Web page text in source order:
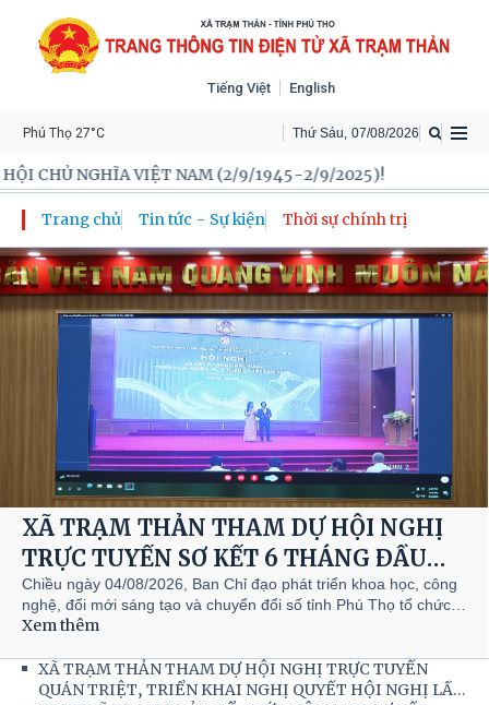
Tiếng Việt English
Thứ Sáu 07/08/2026
Phú Thọ 27°C
NGHĨA VIỆT NAM (2/9/1945-2/9/2025)!
Trang chủ Tin tức - Sự kiện Thời sự chính trị
XÃ TRẠM THẢN THAM DỰ HỘI NGHỊ
TRỰC TUYẾN SƠ KẾT 6 THÁNG ĐẦU
NĂM, TRIỂN KHAI NHIỆM VỤ 6
THÁNG CUỐI NĂM 2026 THỰC HIỆN
CHÍNH TRỊ
Chiều ngày 04/08/2026, Ban Chỉ đạo phát triển khoa học, công
nghệ, đổi mới sáng tạo và chuyển đổi số tỉnh Phú Thọ tổ chức
Hội nghị trực tuyến sơ kết 6 tháng đầu năm, triển khai nhiệm vụ
Bộ Chính trị về đột phá phát triển khoa học, công nghệ, đổi mới
sáng tạo và chuyển đổi số quốc gia. Hội nghị được tổ chức theo
Xem thêm
XÃ TRẠM THẢN THAM DỰ HỘI NGHỊ TRỰC TUYẾN
QUÁN TRIỆT, TRIỂN KHAI NGHỊ QUYẾT HỘI NGHỊ LẦN